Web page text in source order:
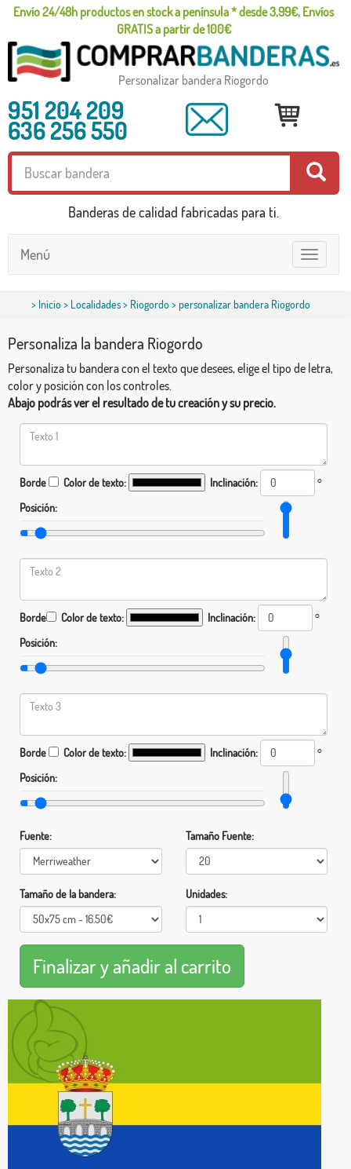
Envío 24/48h productos en stock a península * desde 3,99€, Envíos
GRATIS a partir de 100€
Personalizar bandera Riogordo
951 204 209
636 256 550
Banderas de calidad fabricadas para ti.
Toggle
navigation
Menú
> Inicio> Localidades> Riogordo> personalizar bandera Riogordo
Personaliza la bandera Riogordo
Personaliza tu bandera con el texto que desees, elige el tipo de letra,
color y posición con los controles.
Abajo podrás ver el resultado de tu creación y su precio.
Borde Color de texto: Inclinación:
°
Posición:
Borde Color de texto: Inclinación:
°
Posición:
Borde Color de texto: Inclinación:
°
Posición:
Fuente: Tamaño Fuente:
Tamaño de la bandera: Unidades: